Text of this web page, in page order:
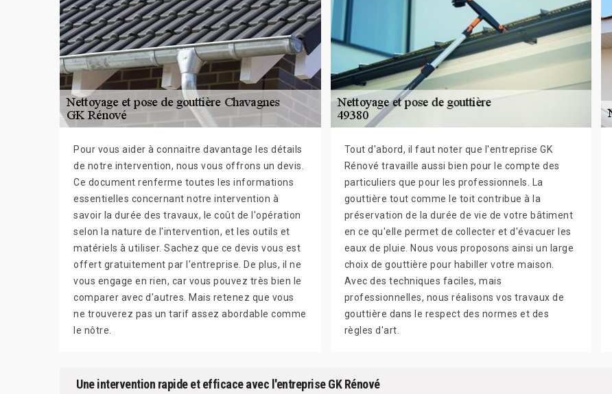
Pour vous aider à connaitre davantage les détails
de notre intervention, nous vous offrons un devis.
Ce document renferme toutes les informations
essentielles concernant notre intervention à
savoir la durée des travaux, le coût de l'opération
selon la nature de l'intervention, et les outils et
matériels à utiliser. Sachez que ce devis vous est
offert gratuitement par l'entreprise. De plus, il ne
vous engage en rien, car vous pouvez très bien le
comparer avec d'autres. Mais retenez que vous
ne trouverez pas un tarif assez abordable comme
le nôtre.
Tout d'abord, il faut noter que l'entreprise GK
Rénové travaille aussi bien pour le compte des
particuliers que pour les professionnels. La
gouttière tout comme le toit contribue à la
préservation de la durée de vie de votre bâtiment
en ce qu'elle permet de collecter et d'évacuer les
eaux de pluie. Nous vous proposons ainsi un large
choix de gouttière pour habiller votre maison.
Avec des techniques faciles, mais
professionnelles, nous réalisons vos travaux de
gouttière dans le respect des normes et des
règles d'art.
Une intervention rapide et efficace avec l'entreprise GK Rénové